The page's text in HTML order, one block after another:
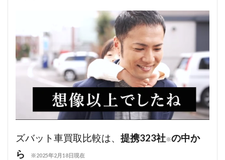
ズバット車買取比較は、 提携323社※の中か
ら
※2025年2月18日現在